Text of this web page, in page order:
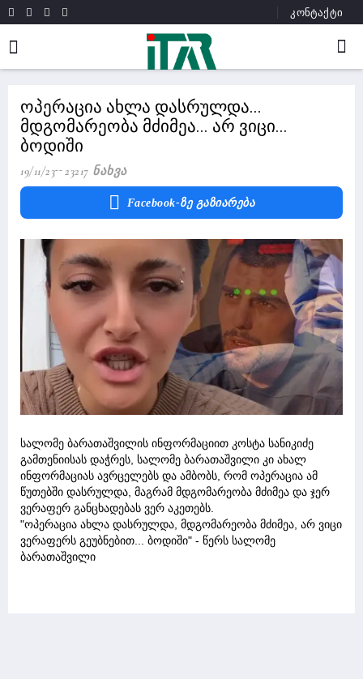
კონტაქტი
ოპერაცია ახლა დასრულდა...
მდგომარეობა მძიმეა... არ ვიცი...
ბოდიში
19/11/23 23217 Ნახვა
Facebook-Ზე Გაზიარება
სალომე ბარათაშვილის ინფორმაციით კოსტა სანიკიძე
გამთენიისას დაჭრეს, სალომე ბარათაშვილი კი ახალ
ინფორმაციას ავრცელებს და ამბობს, რომ ოპერაცია ამ
წუთებში დასრულდა, მაგრამ მდგომარეობა მძიმეა და ჯერ
ვერაფერ განცხადებას ვერ აკეთებს.
"ოპერაცია ახლა დასრულდა, მდგომარეობა მძიმეა, არ ვიცი
ვერაფერს გეუბნებით... ბოდიში" - წერს სალომე
ბარათაშვილი